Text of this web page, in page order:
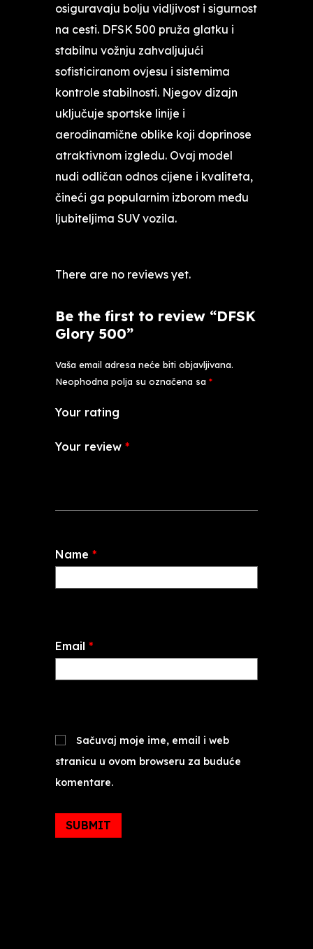
osiguravaju bolju vidljivost i sigurnost
na cesti. DFSK 500 pruža glatku i
stabilnu vožnju zahvaljujući
sofisticiranom ovjesu i sistemima
kontrole stabilnosti. Njegov dizajn
uključuje sportske linije i
aerodinamične oblike koji doprinose
atraktivnom izgledu. Ovaj model
nudi odličan odnos cijene i kvaliteta,
čineći ga popularnim izborom među
ljubiteljima SUV vozila.
There are no reviews yet.
Be the first to review “DFSK
Glory 500”
Vaša email adresa neće biti objavljivana.
Neophodna polja su označena sa *
Your rating
Your review *
Name *
Email *
Sačuvaj moje ime, email i web
stranicu u ovom browseru za buduće
komentare.